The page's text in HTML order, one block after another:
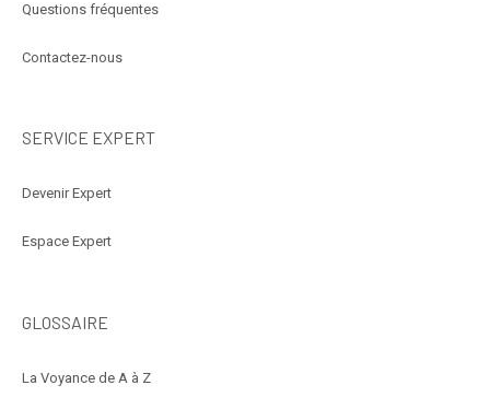
Questions fréquentes
Contactez-nous
SERVICE EXPERT
Devenir Expert
Espace Expert
GLOSSAIRE
La Voyance de A à Z